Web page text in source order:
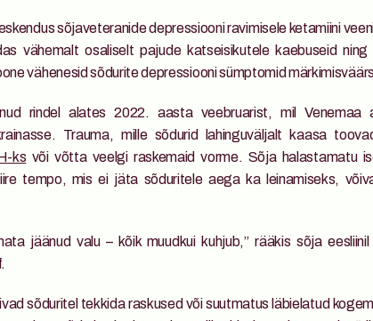
sõjaveteranide depressiooni ravimisele ketamiini
vähemalt osaliselt pajude katseisikutele kaebuseid
vähenesid sõdurite depressiooni sümptomid
rindel alates 2022. aasta veebruarist, mil Venemaa
Trauma, mille sõdurid lahinguväljalt kaasa
ks või võtta veelgi raskemaid vorme. Sõja halastamatu
tempo, mis ei jäta sõduritele aega ka leinamiseks,
jäänud valu – kõik muudkui kuhjub,” rääkis sõja
sõduritel tekkida raskused või suutmatus läbielatud